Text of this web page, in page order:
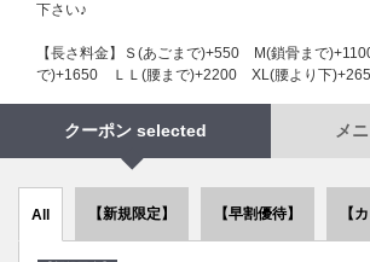
下さい♪
【長さ料金】Ｓ(あごまで)+550 М(鎖骨まで
で)+1650 ＬＬ(腰まで)+2200 XL(腰より下
クーポン selected メ
All 【新規限定】 【早割優待】 【